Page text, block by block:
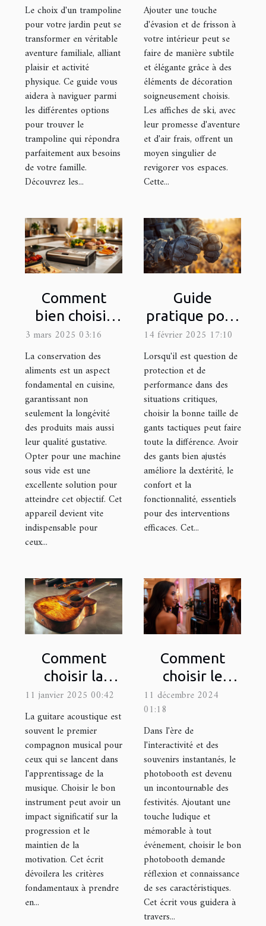
idéal pour
votre jardin
Le choix d'un trampoline
pour votre jardin peut se
transformer en véritable
aventure familiale, alliant
plaisir et activité
physique. Ce guide vous
aidera à naviguer parmi
les différentes options
pour trouver le
trampoline qui répondra
parfaitement aux besoins
de votre famille.
Découvrez les...
une touche
d'aventure à
votre déco
Ajouter une touche
d'évasion et de frisson à
votre intérieur peut se
faire de manière subtile
et élégante grâce à des
éléments de décoration
soigneusement choisis.
Les affiches de ski, avec
leur promesse d'aventure
et d'air frais, offrent un
moyen singulier de
revigorer vos espaces.
Cette...
Comment
bien choisir
une machine
sous vide pour
votre cuisine
3 mars 2025 03:16
La conservation des
aliments est un aspect
fondamental en cuisine,
garantissant non
seulement la longévité
des produits mais aussi
leur qualité gustative.
Opter pour une machine
sous vide est une
excellente solution pour
atteindre cet objectif. Cet
appareil devient vite
indispensable pour
ceux...
Guide
pratique pour
choisir la taille
appropriée de
gants
tactiques
14 février 2025 17:10
Lorsqu'il est question de
protection et de
performance dans des
situations critiques,
choisir la bonne taille de
gants tactiques peut faire
toute la différence. Avoir
des gants bien ajustés
améliore la dextérité, le
confort et la
fonctionnalité, essentiels
pour des interventions
efficaces. Cet...
Comment
choisir la
meilleure
guitare
acoustique
pour
débutants
11 janvier 2025 00:42
La guitare acoustique est
souvent le premier
compagnon musical pour
ceux qui se lancent dans
l'apprentissage de la
musique. Choisir le bon
instrument peut avoir un
impact significatif sur la
progression et le
maintien de la
motivation. Cet écrit
dévoilera les critères
fondamentaux à prendre
en...
Comment
choisir le
photobooth
idéal pour
votre
prochain
événement
11 décembre 2024
01:18
Dans l'ère de
l'interactivité et des
souvenirs instantanés, le
photobooth est devenu
un incontournable des
festivités. Ajoutant une
touche ludique et
mémorable à tout
événement, choisir le bon
photobooth demande
réflexion et connaissance
de ses caractéristiques.
Cet écrit vous guidera à
travers...